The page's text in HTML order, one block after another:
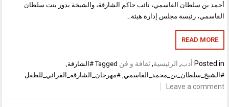
أحمد بن سلطان القاسمي، نائب حاكم الشارقة، والشيخة بدور بنت سلطان
القاسمي، رئيسة مجلس إدارة هيئة…
READ MORE
Posted in أدب, الرئيسية,ثقافة و فن Tagged #الشارقة
#الشيخ_سلطان_بن_محمد_القاسمي ,#مهرجان_الشارقة_القرائي_للطفل
Leave a comment